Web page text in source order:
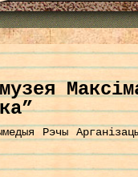
Рэчы